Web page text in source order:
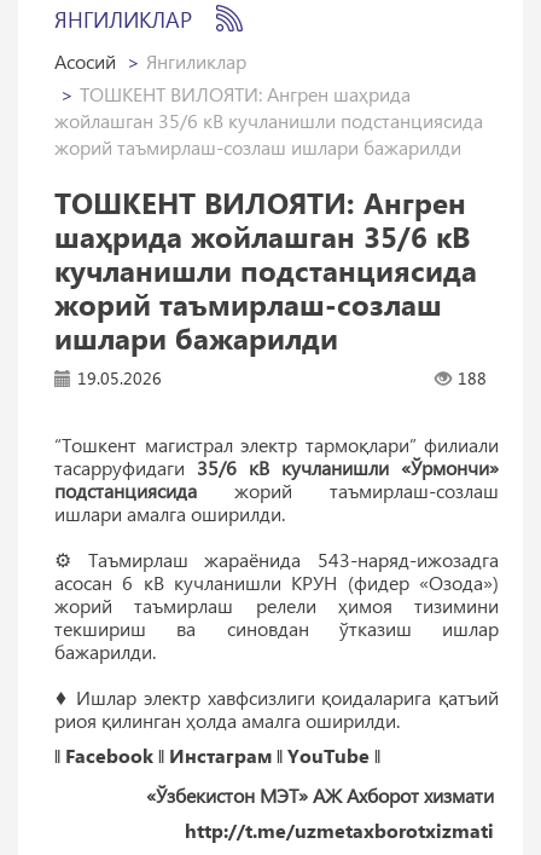
ЯНГИЛИКЛАР
Асосий
Янгиликлар
ТОШКEНТ ВИЛОЯТИ: Ангрен шаҳрида
жойлашган 35/6 кВ кучланишли подстанциясида
жорий таъмирлаш-созлаш ишлари бажарилди
ТОШКEНТ ВИЛОЯТИ: Ангрен
шаҳрида жойлашган 35/6 кВ
кучланишли подстанциясида
жорий таъмирлаш-созлаш
ишлари бажарилди
19.05.2026 188
“Тошкент магистрал электр тармоқлари” филиали
тасарруфидаги 35/6 кВ кучланишли «Ўрмончи»
подстанциясида жорий таъмирлаш-созлаш
ишлари амалга оширилди.
⚙️ Таъмирлаш жараёнида 543-наряд-ижозадга
асосан 6 кВ кучланишли КРУН (фидер «Озода»)
жорий таъмирлаш релели ҳимоя тизимини
текшириш ва синовдан ўтказиш ишлар
бажарилди.
♦ Ишлар электр хавфсизлиги қоидаларига қатъий
риоя қилинган ҳолда амалга оширилди.
‖ Facebook‖ Инстаграм‖YouTube‖
«Ўзбекистон МЭТ» АЖ Ахборот хизмати
http://t.me/uzmetaxborotxizmati